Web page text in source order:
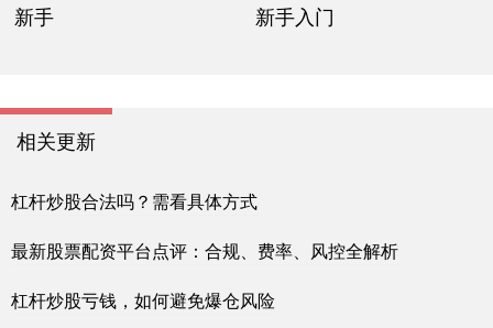
新手 新手入门
相关更新
杠杆炒股合法吗？需看具体方式
最新股票配资平台点评：合规、费率、风控全解析
杠杆炒股亏钱，如何避免爆仓风险